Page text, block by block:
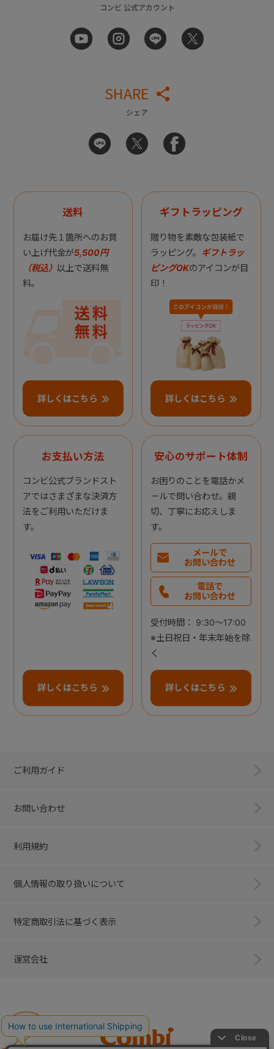
コンビ 公式アカウント
SHARE
シェア
送料
お届け先１箇所へのお買
い上げ代金が5,500円
（税込） 以上で送料無
料。
詳しくはこちら
ギフトラッピング
贈り物を素敵な包装紙で
ラッピング。 ギフトラッ
ピングOKのアイコンが目
印！
詳しくはこちら
お支払い方法
コンビ公式ブランドスト
アではさまざまな決済方
法をご利用いただけま
す。
詳しくはこちら
安心のサポート体制
お困りのことを電話かメ
ールで問い合わせ。親
切、丁寧にお応えしま
す。
メールで
お問い合わせ
電話で
お問い合わせ
受付時間： 9:30～17:00
※土日祝日・年末年始を除
く
詳しくはこちら
ご利用ガイド
お問い合わせ
利用規約
個人情報の取り扱いについて
特定商取引法に基づく表示
運営会社